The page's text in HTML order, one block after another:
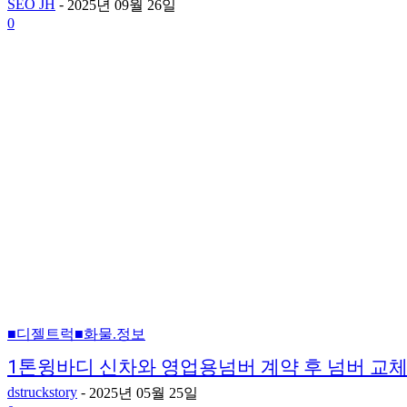
SEO JH - 2025년 09월 26일
0
■디젤트럭■화물.정보
1톤윙바디 신차와 영업용넘버 계약 후 넘버 교
dstruckstory - 2025년 05월 25일